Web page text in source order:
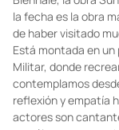
la fecha es la obra
de haber visitado
Está montada en
Militar, donde
contemplamos
reflexión y empatía
actores son